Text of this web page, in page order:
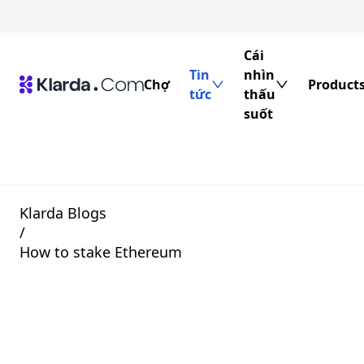
Chợ
Tin
tức
Cái
nhìn
thấu
suốt
Klarda Blogs
/
How to stake Ethereum